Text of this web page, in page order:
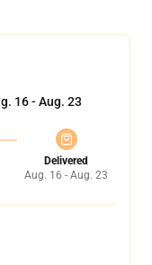
16 - Aug. 23
Delivered
Aug. 16 - Aug. 23